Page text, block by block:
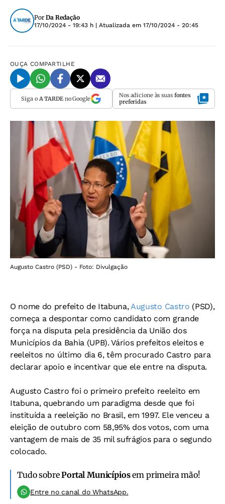
Por Da Redação
17/10/2024 - 19:43 h | Atualizada em 17/10/2024 - 20:45
OUÇA COMPARTILHE
Siga o A TARDEno Google Nos adicione às suas fontes
preferidas
Augusto Castro (PSD) - Foto: Divulgação
O nome do prefeito de Itabuna, Augusto Castro (PSD),
começa a despontar como candidato com grande
força na disputa pela presidência da União dos
Municípios da Bahia (UPB). Vários prefeitos eleitos e
reeleitos no último dia 6, têm procurado Castro para
declarar apoio e incentivar que ele entre na disputa.
Augusto Castro foi o primeiro prefeito reeleito em
Itabuna, quebrando um paradigma desde que foi
instituída a reeleição no Brasil, em 1997. Ele venceu a
eleição de outubro com 58,95% dos votos, com uma
vantagem de mais de 35 mil sufrágios para o segundo
colocado.
Tudo sobrePortal Municípiosem primeira mão!
Entre no canal do WhatsApp.